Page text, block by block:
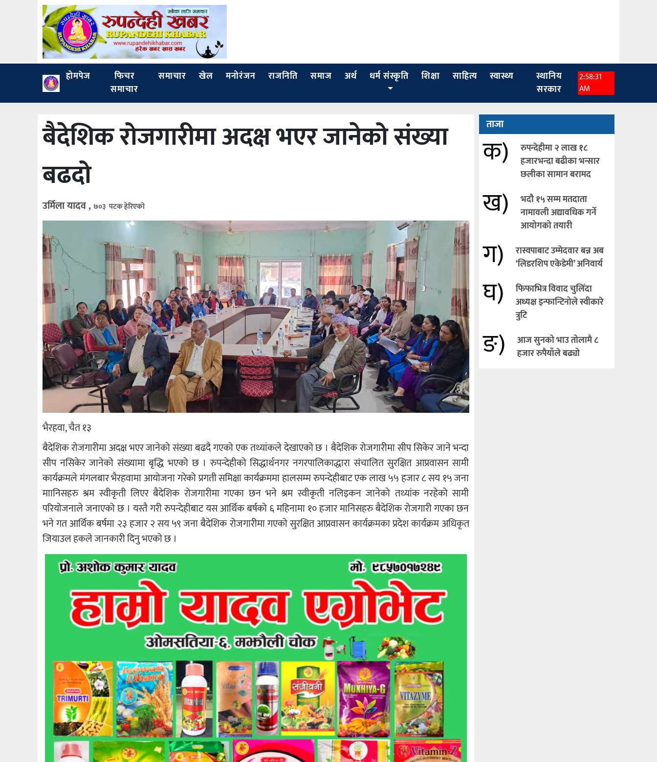
होमपेज
फिचर
समाचार
समाचार खेल मनोरंजन राजनिति समाज अर्थ
धर्म
संस्कृति
शिक्षा साहित्य स्वास्थ्य
स्थानिय
सरकार
2:58:32
AM
बैदेशिक रोजगारीमा अदक्ष भएर जानेको संख्या
बढदो
उर्मिला यादव , ७०३ पटक हेरिएको
भैरहवा, चैत १३
बैदेशिक रोजगारीमा अदक्ष भएर जानेको संख्या बढदै गएको एक तथ्यांकले देखाएको छ । बैदेशिक रोजगारीमा सीप सिकेर जाने भन्दा
सीप नसिकेर जानेको संख्यामा बृद्धि भएको छ । रुपन्देहीको सिद्धार्थनगर नगरपालिकाद्धारा संचालित सुरक्षित आप्रवासन सामी
कार्यक्रमले मंगलबार भैरहवामा आयोजना गरेको प्रगती समिक्षा कार्यक्रममा हालसम्म रुपन्देहीबाट एक लाख ५५ हजार ८ सय १५ जना
माानिसहरु श्रम स्वीकृती लिएर बैदेशिक रोजगारीमा गएका छन भने श्रम स्वीकृती नलिइकन जानेको तथ्यांक नरहेको सामी
परियोजनाले जनाएको छ । यस्तै गरी रुपन्देहीबाट यस आर्थिक बर्षको ६ महिनामा १० हजार मानिसहरु बैदेशिक रोजगारी गएका छन
भने गत आर्थिक बर्षमा २३ हजार २ सय ५९ जना बैदेशिक रोजगारीमा गएको सुरक्षित आप्रवासन कार्यक्रमका प्रदेश कार्यक्रम अधिकृत
जियाउल हकले जानकारी दिनु भएको छ ।
ताजा
क)
रुपन्देहीमा २ लाख १८
हजारभन्दा बढीका भन्सार
छलीका सामान बरामद
ख)
भदौ १५ सम्म मतदाता
नामावली अद्यावधिक गर्ने
आयोगको तयारी
ग)
रास्वपाबाट उम्मेदवार बन्न अब
‘लिडरशिप एकेडेमी’ अनिवार्य
घ)
फिफाभित्र विवाद चुलिँदा
अध्यक्ष इन्फान्टिनोले स्वीकारे
त्रुटि
ङ)
आज सुनको भाउ तोलामै ८
हजार रुपैयाँले बढ्यो